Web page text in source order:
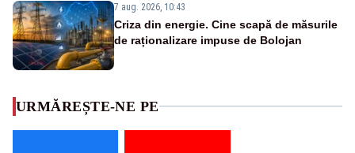
7 aug. 2026, 10:43
Criza din energie. Cine scapă de măsurile
de raționalizare impuse de Bolojan
URMĂREȘTE-NE PE